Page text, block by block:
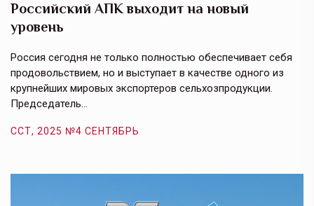
Российский АПК выходит на новый
уровень
Россия сегодня не только полностью обеспечивает себя
продовольствием, но и выступает в качестве одного из
крупнейших мировых экспортеров сельхозпродукции.
Председатель…
ССТ, 2025 №4 СЕНТЯБРЬ